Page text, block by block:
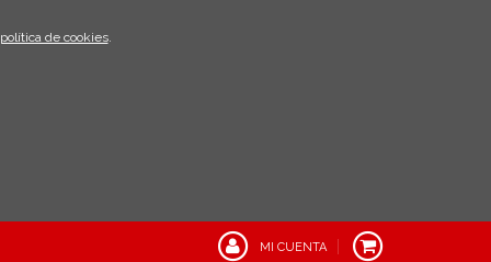
política de cookies.
MI CUENTA